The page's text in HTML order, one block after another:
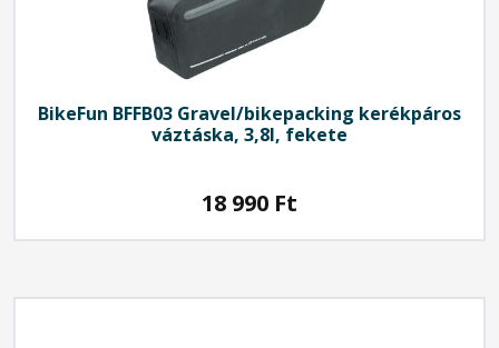
BikeFun BFFB03 Gravel/bikepacking kerékpáros
váztáska, 3,8l, fekete
18 990 Ft